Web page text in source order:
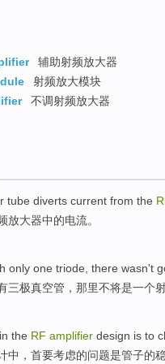
辅助射频放大器
射频放大模块
不调射频放大器
tube diverts current from the
放大器中的电流。
only one triode there wasn't
三极真空管， 那里不将是一个
in the RF amplifier design is to
中 ， 首要考虑的问题是管子的